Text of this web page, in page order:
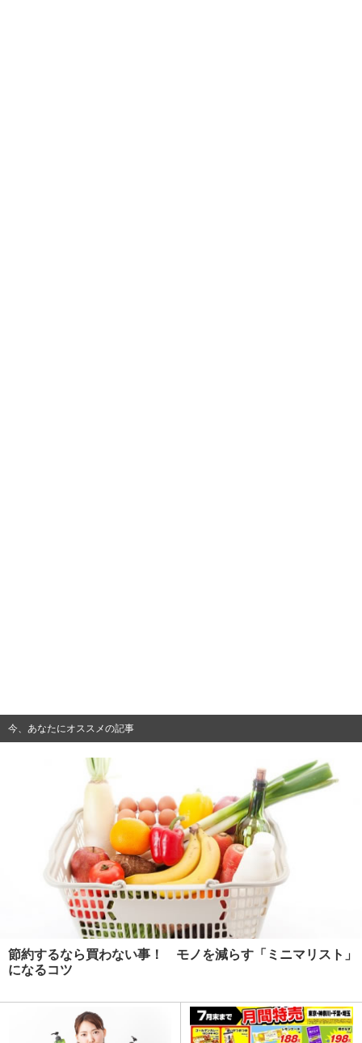
今、あなたにオススメの記事
節約するなら買わない事！ モノを減らす「ミニマリスト」
になるコツ